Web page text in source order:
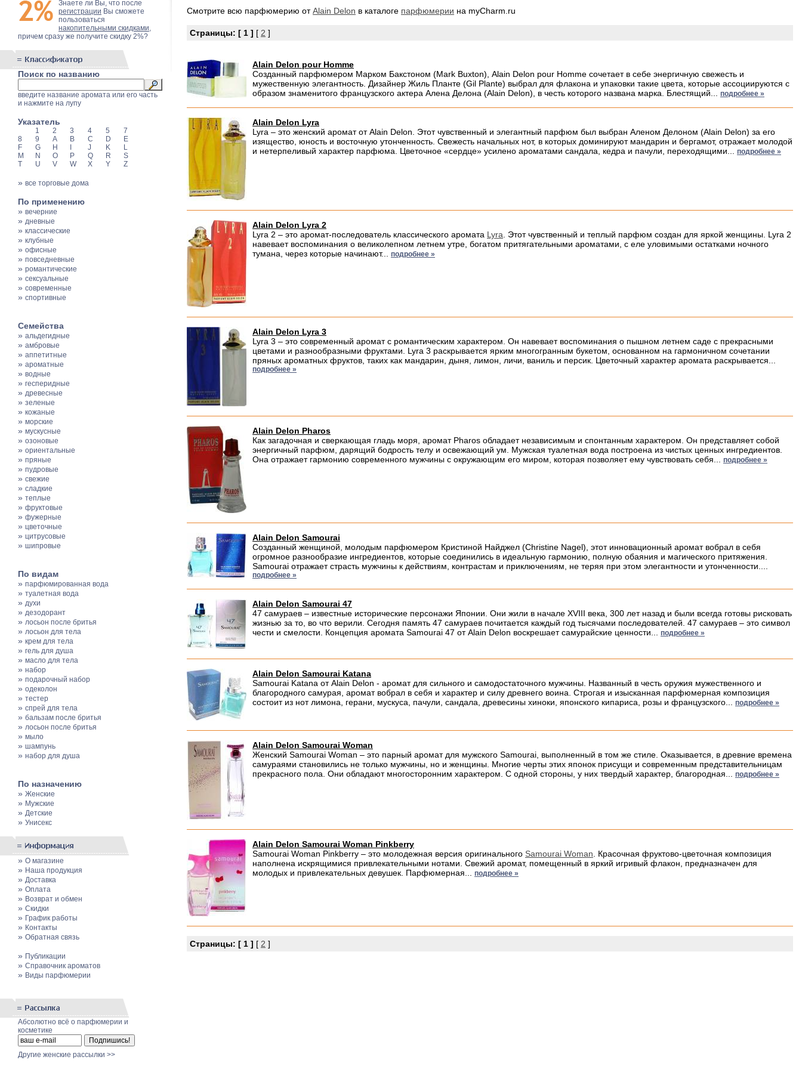
Знаете ли Вы, что после
регистрации Вы сможете
пользоваться
накопительными скидками,
причем сразу же получите скидку 2%?
Поиск по названию
введите название аромата или его часть
и нажмите на лупу
Указатель
1 2 3 4 5
7
8
9 A B C D
E
F
G H J K
L
M
N O P Q R
S
T
U V W X Y Z
» все торговые дома
По применению
» вечерние
» дневные
» классические
» клубные
» офисные
» повседневные
» романтические
» сексуальные
» современные
» спортивные
Семейства
» альдегидные
» амбровые
» аппетитные
» ароматные
» водные
» гесперидные
» древесные
» зеленые
» кожаные
» морские
» мускусные
» озоновые
» ориентальные
» пряные
» пудровые
» свежие
» сладкие
» теплые
» фруктовые
» фужерные
» цветочные
» цитрусовые
» шипровые
По видам
» парфюмированная вода
» туалетная вода
» духи
» дезодорант
» лосьон после бритья
» лосьон для тела
» крем для тела
» гель для душа
» масло для тела
» набор
» подарочный набор
» одеколон
» тестер
» спрей для тела
» бальзам после бритья
» лосьон после бритья
» мыло
» шампунь
» набор для душа
По назначению
» Женские
» Мужские
» Детские
» Унисекс
» О магазине
» Наша продукция
» Доставка
» Оплата
» Возврат и обмен
» Скидки
» График работы
» Контакты
» Обратная связь
» Публикации
» Cправочник ароматов
» Виды парфюмерии
Абсолютно всё о парфюмерии и
косметике
Другие женские рассылки >>
Смотрите всю парфюмерию отAlain Delon в каталоге парфюмерии на myCharm.ru
Страницы: [ 1 ] [ 2 ]
Alain Delon pour Homme
Созданный парфюмером Марком Бакстоном (Mark Buxton), Alain Delon pour Homme сочетает в себе энергичную свежесть и
мужественную элегантность. Дизайнер Жиль Планте (Gil Plante) выбрал для флакона и упаковки такие цвета, которые ассоциируются с
образом знаменитого французского актера Алена Делона (Alain Delon), в честь которого названа марка. Блестящий... подробнее »
Alain Delon Lyra
Lyra – это женский аромат от Alain Delon. Этот чувственный и элегантный парфюм был выбран Аленом Делоном (Alain Delon) за его
изящество, юность и восточную утонченность. Свежесть начальных нот, в которых доминируют мандарин и бергамот, отражает молодой
и нетерпеливый характер парфюма. Цветочное «сердце» усилено ароматами сандала, кедра и пачули, переходящими... подробнее »
Alain Delon Lyra 2
Lyra 2 – это аромат-последователь классического аромата Lyra . Этот чувственный и теплый парфюм создан для яркой женщины. Lyra 2
навевает воспоминания о великолепном летнем утре, богатом притягательными ароматами, с еле уловимыми остатками ночного
тумана, через которые начинают... подробнее »
Alain Delon Lyra 3
Lyra 3 – это современный аромат с романтическим характером. Он навевает воспоминания о пышном летнем саде с прекрасными
цветами и разнообразными фруктами. Lyra 3 раскрывается ярким многогранным букетом, основанном на гармоничном сочетании
пряных ароматных фруктов, таких как мандарин, дыня, лимон, личи, ваниль и персик. Цветочный характер аромата раскрывается...
подробнее »
Alain Delon Pharos
Как загадочная и сверкающая гладь моря, аромат Pharos обладает независимым и спонтанным характером. Он представляет собой
энергичный парфюм, дарящий бодрость телу и освежающий ум. Мужская туалетная вода построена из чистых ценных ингредиентов.
Она отражает гармонию современного мужчины с окружающим его миром, которая позволяет ему чувствовать себя... подробнее »
Alain Delon Samourai
Созданный женщиной, молодым парфюмером Кристиной Найджел (Christine Nagel), этот инновационный аромат вобрал в себя
огромное разнообразие ингредиентов, которые соединились в идеальную гармонию, полную обаяния и магического притяжения.
Samourai отражает страсть мужчины к действиям, контрастам и приключениям, не теряя при этом элегантности и утонченности....
подробнее »
Alain Delon Samourai 47
47 самураев – известные исторические персонажи Японии. Они жили в начале XVIII века, 300 лет назад и были всегда готовы рисковать
жизнью за то, во что верили. Сегодня память 47 самураев почитается каждый год тысячами последователей. 47 самураев – это символ
чести и смелости. Концепция аромата Samourai 47 от Alain Delon воскрешает самурайские ценности... подробнее »
Alain Delon Samourai Katana
Samourai Katana от Alain Delon - аромат для сильного и самодостаточного мужчины. Названный в честь оружия мужественного и
благородного самурая, аромат вобрал в себя и характер и силу древнего воина. Строгая и изысканная парфюмерная композиция
состоит из нот лимона, герани, мускуса, пачули, сандала, древесины хиноки, японского кипариса, розы и французского... подробнее »
Alain Delon Samourai Woman
Женский Samourai Woman – это парный аромат для мужского Samourai, выполненный в том же стиле. Оказывается, в древние времена
самураями становились не только мужчины, но и женщины. Многие черты этих японок присущи и современным представительницам
прекрасного пола. Они обладают многосторонним характером. С одной стороны, у них твердый характер, благородная... подробнее »
Alain Delon Samourai Woman Pinkberry
Samourai Woman Pinkberry – это молодежная версия оригинального Samourai Woman . Красочная фруктово-цветочная композиция
наполнена искрящимися привлекательными нотами. Свежий аромат, помещенный в яркий игривый флакон, предназначен для
молодых и привлекательных девушек. Парфюмерная... подробнее »
Страницы: [ 1 ] [ 2 ]